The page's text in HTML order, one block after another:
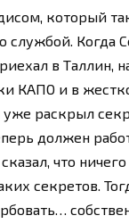
который
службой. Когда
в Таллин,
КАПО и в
уже раскрыл
должен
что
секретов.